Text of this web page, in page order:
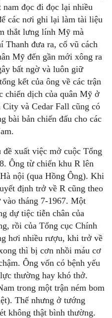
đọc đi đọc lại nhiều
các nơi ghi lại làm tài liệu
thắt lưng lính Mỹ mà
Thanh đưa ra, cổ vũ cách
Mỹ đến gần mới xông ra
bất ngờ và luôn giữ
kết của ông về các trận
chiến dịch của quân Mỹ ở
và Cedar Fall cũng có
bài bản chiến đấu cho các
xuất việc mở cuộc Tổng
Ông từ chiến khu R lên
nội (qua Hồng Ông). Khi
định trở về R cũng theo
tháng 7-1967. Một
dự tiệc tiễn chân của
rồi của Tổng cục Chính
hơi nhiều rượu, khi trở về
thì bị cơn nhồi máu cơ
Ông vốn có bệnh yếu
thường hay khó thở.
trong một trận ném bom
Thế nhưng ở tướng
không thật bình thường.